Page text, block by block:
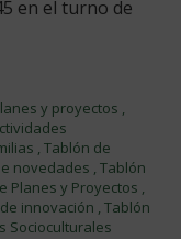
en el turno de
y proyectos ,
, Tablón de
novedades , Tablón
Planes y Proyectos ,
innovación , Tablón
Socioculturales